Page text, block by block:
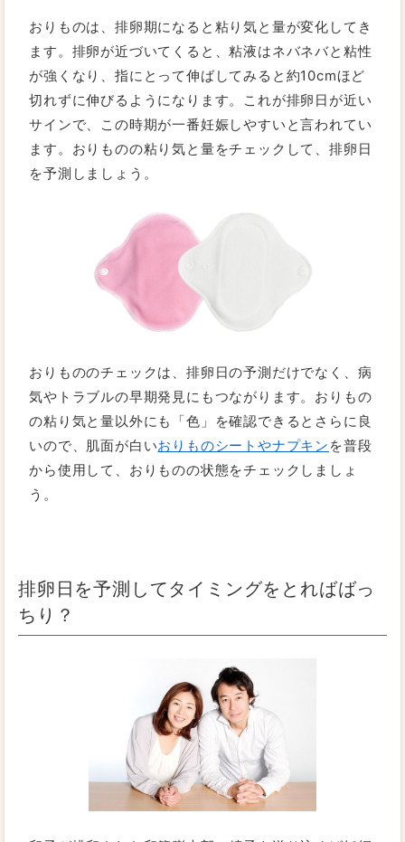
おりものは、排卵期になると粘り気と量が変化してき
ます。排卵が近づいてくると、粘液はネバネバと粘性
が強くなり、指にとって伸ばしてみると約10cmほど
切れずに伸びるようになります。これが排卵日が近い
サインで、この時期が一番妊娠しやすいと言われてい
ます。おりものの粘り気と量をチェックして、排卵日
を予測しましょう。
おりもののチェックは、排卵日の予測だけでなく、病
気やトラブルの早期発見にもつながります。おりもの
の粘り気と量以外にも「色」を確認できるとさらに良
いので、肌面が白いおりものシートやナプキン を普段
から使用して、おりものの状態をチェックしましょ
う。
排卵日を予測してタイミングをとればばっ
ちり？